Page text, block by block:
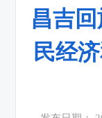
昌吉
民经